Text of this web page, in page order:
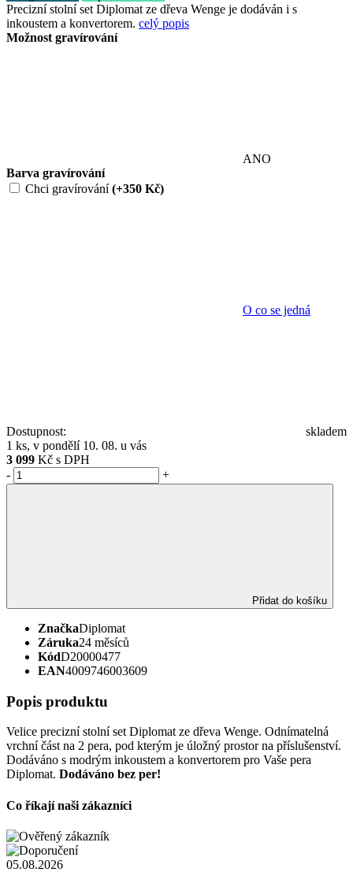
Precizní stolní set Diplomat ze dřeva Wenge je dodáván i s
inkoustem a konvertorem. celý popis
Možnost gravírování
ANO
Barva gravírování
Chci gravírování(+350 Kč)
O co se jedná
Dostupnost:
skladem
1 ks, v pondělí 10. 08. u vás
3 099 Kč s DPH
-
+
Přidat do košíku
ZnačkaDiplomat
Záruka24 měsíců
KódD20000477
EAN4009746003609
Popis produktu
Velice precizní stolní set Diplomat ze dřeva Wenge. Odnímatelná
vrchní část na 2 pera, pod kterým je úložný prostor na příslušenství.
Dodáváno s modrým inkoustem a konvertorem pro Vaše pera
Diplomat. Dodáváno bez per!
Co říkají naši zákazníci
05.08.2026